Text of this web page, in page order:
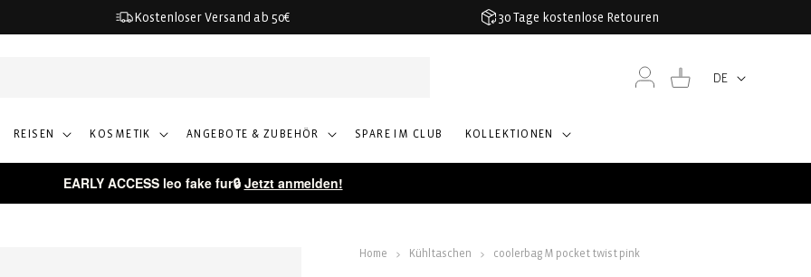
Kostenloser Versand ab 50€ 30 Tage kostenlose Retouren
REISEN KOSMETIK ANGEBOTE & ZUBEHÖR SPARE IM CLUB KOLLEKTIONEN
Sprache
DE
Einloggen
Warenkorb
EARLY ACCESS leo fake fur🔒 Jetzt anmelden!
Home Kühltaschen coolerbag M pocket twist pink